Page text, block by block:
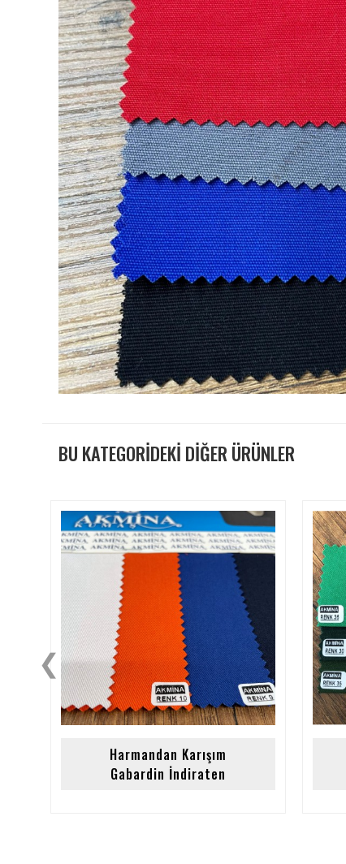
BU KATEGORİDEKİ DİĞER ÜRÜNLER
Harmandan Karışım
Gabardin İndiraten
❮